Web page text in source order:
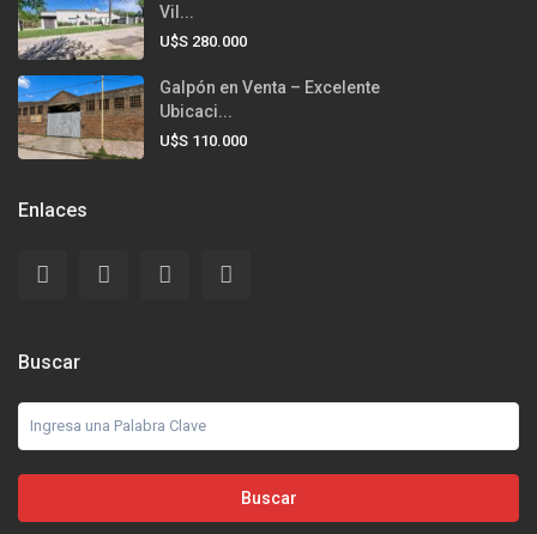
Vil...
U$S 280.000
Galpón en Venta – Excelente
Ubicaci...
U$S 110.000
Enlaces
Buscar
Buscar